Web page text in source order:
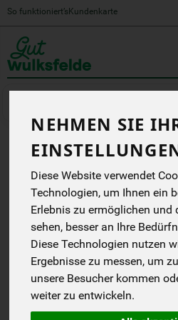
NEHMEN SIE
Diese Website verwendet
Technologien, um Ihnen ein
Erlebnis zu ermöglichen und
sehen, besser an Ihre
Diese Technologien nutzen
Ergebnisse zu messen, um
unsere Besucher kommen
weiter zu entwickeln.
So funktioniert’s Kundenkarte
BIO PLUS-
Der
EG